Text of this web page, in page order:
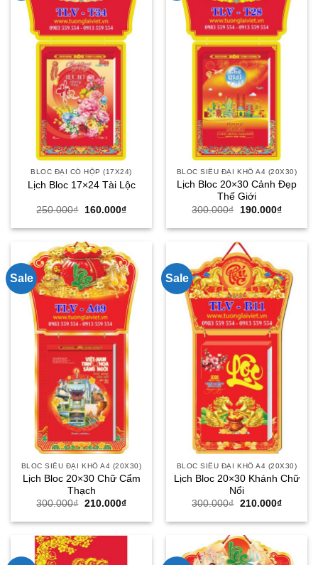
BLOC ĐẠI CÓ HỘP (17X24)
Lịch Bloc 17×24 Tài Lộc
250.000₫
Giá
là:
160.000₫Giá
tại
BLOC SIÊU ĐẠI KHỔ A4 (20X30)
Lịch Bloc 20×30 Cảnh Đẹp
Thế Giới
300.000₫
Giá
là:
190.000₫Giá
tại
Sale
BLOC SIÊU ĐẠI KHỔ A4 (20X30)
Lịch Bloc 20×30 Chữ Cẩm
Thạch
300.000₫ Giá
là:
210.000₫Giá
tại
Sale
BLOC SIÊU ĐẠI KHỔ A4 (20X30)
Lịch Bloc 20×30 Khánh Chữ
Nổi
300.000₫ Giá
là:
210.000₫Giá
tại